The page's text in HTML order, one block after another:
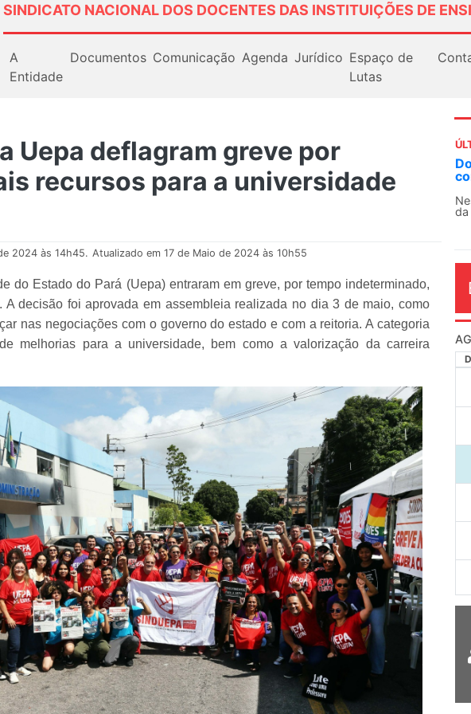
SINDICATO NACIONAL DOS DOCENTES DAS INSTITUIÇÕES DE
A
Entidade
Documentos Comunicação Agenda Jurídico Espaço de
Lutas
Uepa deflagram greve por
recursos para a universidade
2024 às 14h45. Atualizado em 17 de Maio de 2024 às 10h55
do Estado do Pará (Uepa) entraram em greve, por tempo indeterminado,
A decisão foi aprovada em assembleia realizada no dia 3 de maio, como
nas negociações com o governo do estado e com a reitoria. A categoria
melhorias para a universidade, bem como a valorização da carreira
Docentes paralisam novamente as atividades
contra as políticas de Milei na Argentina